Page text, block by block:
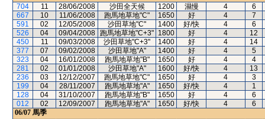
704
11 28/06/2008 沙田全天候 1200 濕慢 4
6
667
10 11/06/2008 跑馬地草地"C" 1650 好 4
7
591
02 12/05/2008 沙田草地"C" 1400 好/快 4
6
526
04 09/04/2008 跑馬地草地"C+3" 1800 好 4
12
450
11 09/03/2008 沙田草地"C+3" 1400 好 4
14
377
07 09/02/2008 沙田草地"A" 1400 好 4
5
323
04 16/01/2008 跑馬地草地"B" 1650 好 4
4
281
02 01/01/2008 沙田草地"A" 1600 好/快 4
13
236
03 12/12/2007 跑馬地草地"C" 1650 好 4
3
199
04 28/11/2007 跑馬地草地"A" 1650 好/快 4
1
128
04 31/10/2007 跑馬地草地"B" 1650 好 4
6
012
02 12/09/2007 跑馬地草地"A" 1650 好/快 4
6
06/07 馬季